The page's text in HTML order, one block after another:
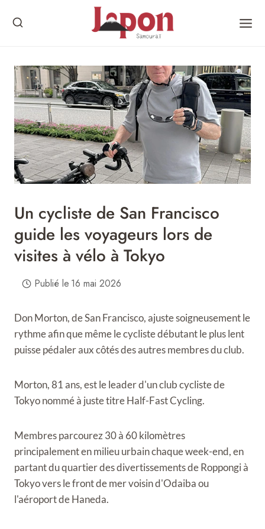
Un cycliste de San Francisco
guide les voyageurs lors de
visites à vélo à Tokyo
Publié le 16 mai 2026
Don Morton, de San Francisco, ajuste soigneusement le
rythme afin que même le cycliste débutant le plus lent
puisse pédaler aux côtés des autres membres du club.
Morton, 81 ans, est le leader d'un club cycliste de
Tokyo nommé à juste titre Half-Fast Cycling.
Membresparcourez 30 à 60 kilomètres
principalement en milieu urbain chaque week-end, en
partant du quartier des divertissements de Roppongi à
Tokyo vers le front de mer voisin d'Odaiba ou
l'aéroport de Haneda.